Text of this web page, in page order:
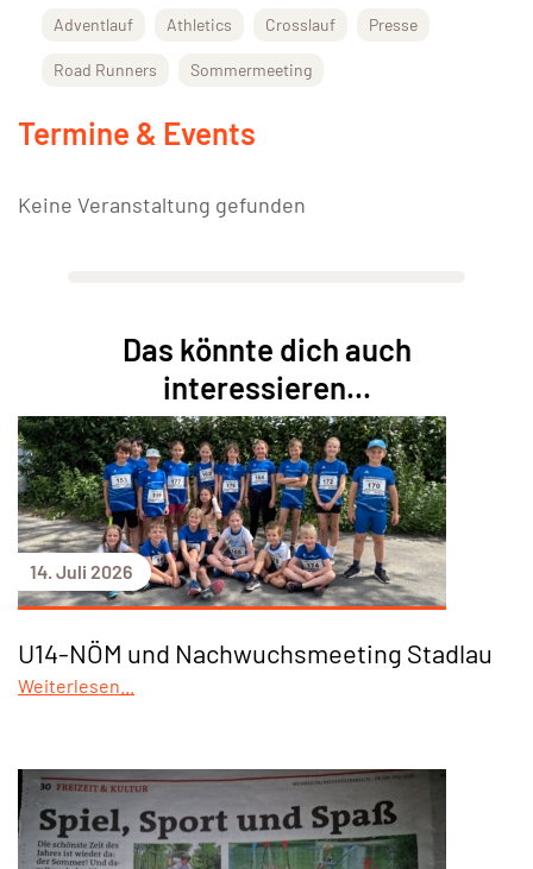
Adventlauf Athletics Crosslauf Presse
Road Runners Sommermeeting
Termine & Events
Keine Veranstaltung gefunden
Das könnte dich auch
interessieren...
14. Juli 2026
U14-NÖM und Nachwuchsmeeting Stadlau
Weiterlesen...